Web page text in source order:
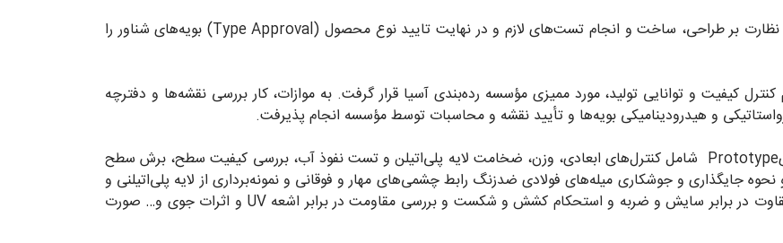
مؤسسه رده‌بندی آسیا (ACS) به درخواست مشتری، کار نظارت بر طراحی، ساخت و انجام تست‌های لازم و در نهایت تایید نوع محصول (Type Approval) بویه‌های شناور را
کنترل کیفیت و توانایی تولید، مورد ممیزی مؤسسه رده‌بندی آسیا قرار گرفت. به موازات، کار بررسی نقشه‌ها و دفترچه
پس از ساخت نمونه اولیه بویه ۲۶۰۰ میلیمتری، تست‌هایPrototype شامل کنترل‌های ابعادی، وزن، ضخامت لایه پلی‌اتیلن و تست نفوذ آب، بررسی کیفیت سطح، برش سطح
جایگذاری و جوشکاری میله‌های فولادی ضدزنگ رابط چشمی‌های مهار و فوقانی و نمونه‌برداری از لایه پلی‌اتیلنی و
ارسال آن به آزمایشگاه برای ارزیابی خواص مکانیکی و مقاوت در برابر سایش و ضربه و استحکام کشش و شکست و بررسی مقاومت در برابر اشعه UV و اثرات جوی و… صورت